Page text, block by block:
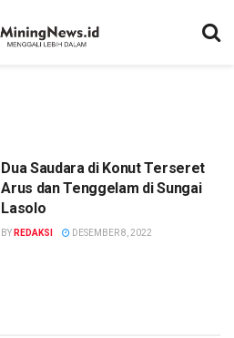
Dua Saudara di Konut Terseret
Arus dan Tenggelam di Sungai
Lasolo
BY REDAKSI DESEMBER 8, 2022